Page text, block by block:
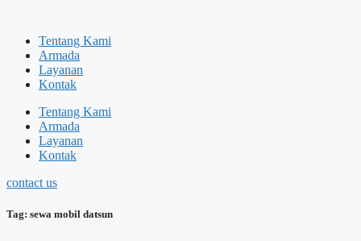
contentTentang Kami
Armada
Layanan
Kontak
Tentang Kami
Armada
Layanan
Kontak
contact us
Tag: sewa mobil datsun